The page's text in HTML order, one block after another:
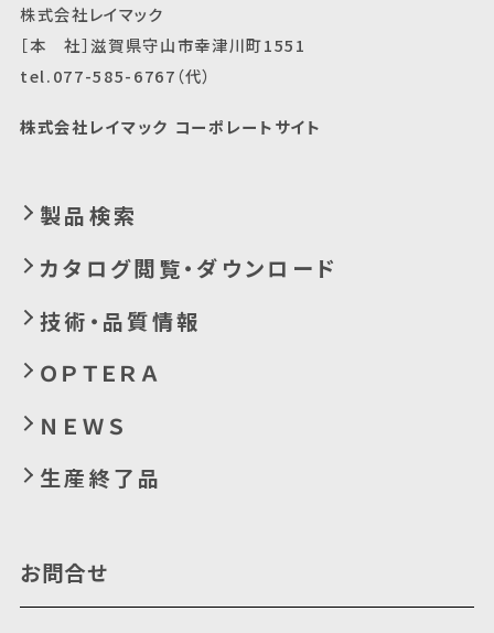
株式会社レイマック
［本 社］滋賀県守山市幸津川町1551
tel.077-585-6767（代）
株式会社レイマック コーポレートサイト
製品検索
カタログ閲覧・ダウンロード
技術・品質情報
ＯＰＴＥＲＡ
ＮＥＷＳ
生産終了品
お問合せ